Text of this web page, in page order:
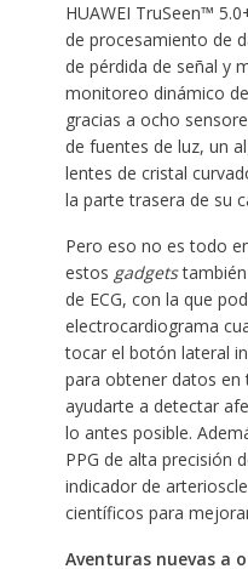
HUAWEI TruSeen™
de procesamiento de
de pérdida de señal y
monitoreo dinámico
gracias a ocho
de fuentes de luz, un
lentes de cristal
la parte trasera de su
Pero eso no es todo
estos gadgetstambién
de ECG, con la que
electrocardiograma
tocar el botón lateral
para obtener datos en
ayudarte a detectar
lo antes posible.
PPG de alta precisión
indicador de
científicos para
Aventuras nuevas a